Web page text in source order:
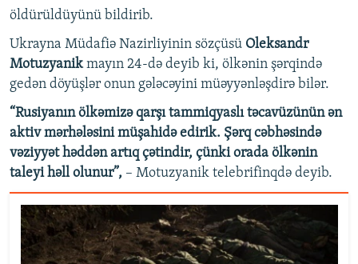
öldürüldüyünü bildirib.
Ukrayna Müdafiə Nazirliyinin sözçüsü Oleksandr
Motuzyanikmayın 24-də deyib ki, ölkənin şərqində
gedən döyüşlər onun gələcəyini müəyyənləşdirə bilər.
“Rusiyanın ölkəmizə qarşı tammiqyaslı təcavüzünün ən
aktiv mərhələsini müşahidə edirik. Şərq cəbhəsində
vəziyyət həddən artıq çətindir, çünki orada ölkənin
taleyi həll olunur”, – Motuzyanik telebrifinqdə deyib.